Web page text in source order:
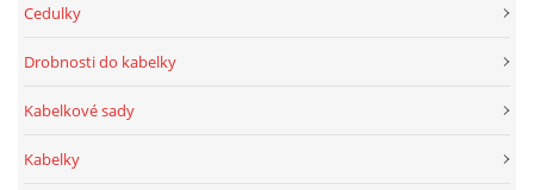
Cedulky
Drobnosti do kabelky
Kabelkové sady
Kabelky